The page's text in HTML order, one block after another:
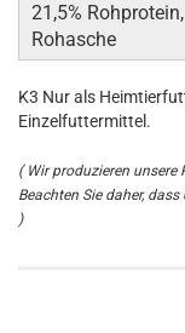
21,5%
Rohasche
K3 Nur als
Einzelfuttermittel.
( Wir produzieren
Beachten Sie daher,
)